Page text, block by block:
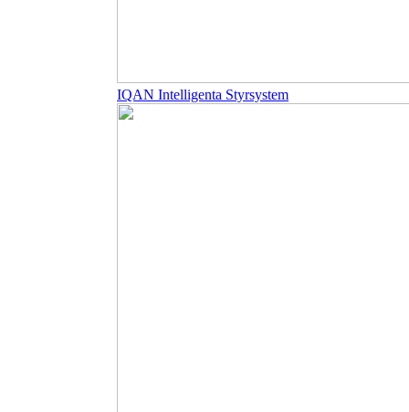
IQAN Intelligenta Styrsystem